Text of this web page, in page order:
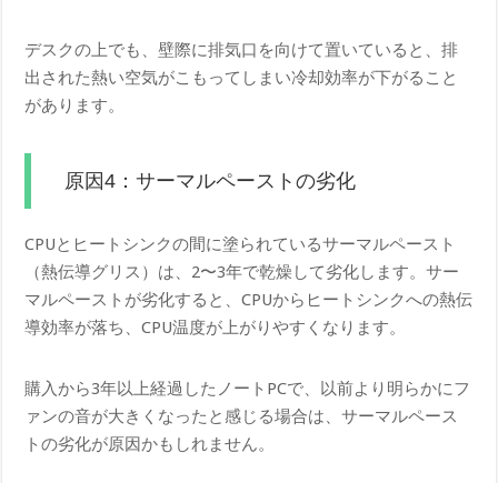
デスクの上でも、壁際に排気口を向けて置いていると、排
出された熱い空気がこもってしまい冷却効率が下がること
があります。
原因4：サーマルペーストの劣化
CPUとヒートシンクの間に塗られているサーマルペースト
（熱伝導グリス）は、2〜3年で乾燥して劣化します。サー
マルペーストが劣化すると、CPUからヒートシンクへの熱伝
導効率が落ち、CPU温度が上がりやすくなります。
購入から3年以上経過したノートPCで、以前より明らかにフ
ァンの音が大きくなったと感じる場合は、サーマルペース
トの劣化が原因かもしれません。